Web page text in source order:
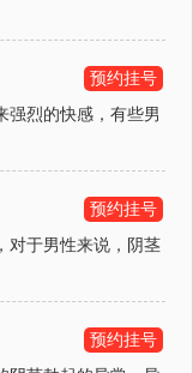
预约挂号
强烈的快感，有些男
预约挂号
对于男性来说，阴茎
预约挂号